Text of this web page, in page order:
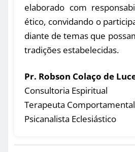
elaborado com
ético, convidando o
diante de temas que
tradições estabelecidas.
Pr. Robson Colaço de
Consultoria Espiritual
Terapeuta Comportamental
Psicanalista Eclesiástico